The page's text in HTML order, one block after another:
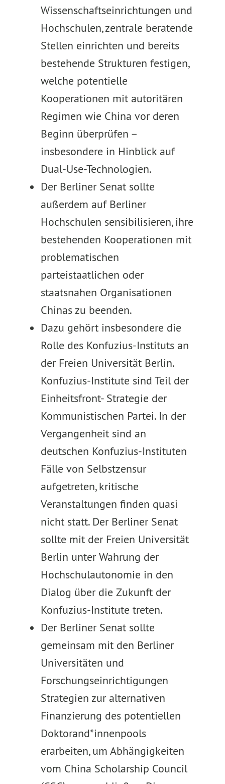
Wissenschaftseinrichtungen und
Hochschulen, zentrale beratende
Stellen einrichten und bereits
bestehende Strukturen festigen,
welche potentielle
Kooperationen mit autoritären
Regimen wie China vor deren
Beginn überprüfen –
insbesondere in Hinblick auf
Dual-Use-Technologien.
Der Berliner Senat sollte
außerdem auf Berliner
Hochschulen sensibilisieren, ihre
bestehenden Kooperationen mit
problematischen
parteistaatlichen oder
staatsnahen Organisationen
Chinas zu beenden.
Dazu gehört insbesondere die
Rolle des Konfuzius-Instituts an
der Freien Universität Berlin.
Konfuzius-Institute sind Teil der
Einheitsfront- Strategie der
Kommunistischen Partei. In der
Vergangenheit sind an
deutschen Konfuzius-Instituten
Fälle von Selbstzensur
aufgetreten, kritische
Veranstaltungen finden quasi
nicht statt. Der Berliner Senat
sollte mit der Freien Universität
Berlin unter Wahrung der
Hochschulautonomie in den
Dialog über die Zukunft der
Konfuzius-Institute treten.
Der Berliner Senat sollte
gemeinsam mit den Berliner
Universitäten und
Forschungseinrichtigungen
Strategien zur alternativen
Finanzierung des potentiellen
Doktorand*innenpools
erarbeiten, um Abhängigkeiten
vom China Scholarship Council